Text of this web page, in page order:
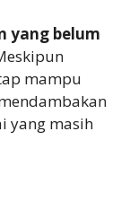
yang belum
mampu
yang masih